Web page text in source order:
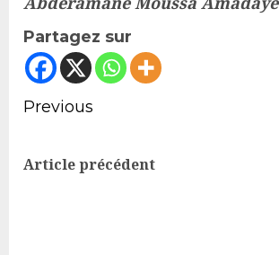
Partagez sur
Continue
Previous
Article précédent